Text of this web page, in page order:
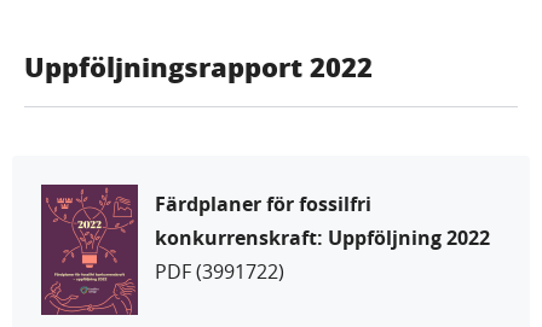
Uppföljningsrapport 2022
Färdplaner för fossilfri
konkurrenskraft: Uppföljning 2022
PDF(3991722)